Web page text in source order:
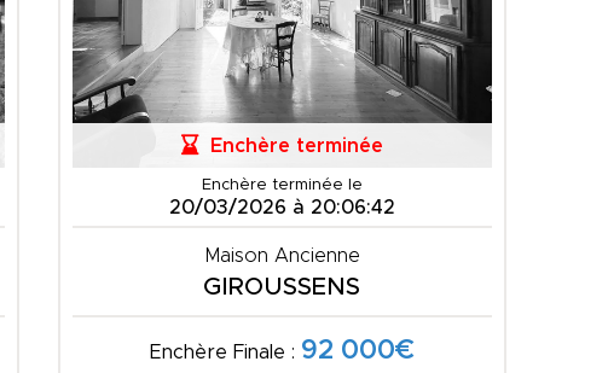
Enchère terminée
Enchère terminée le
20/03/2026 à 20:06:42
Maison Ancienne
GIROUSSENS
Enchère Finale : 92 000€